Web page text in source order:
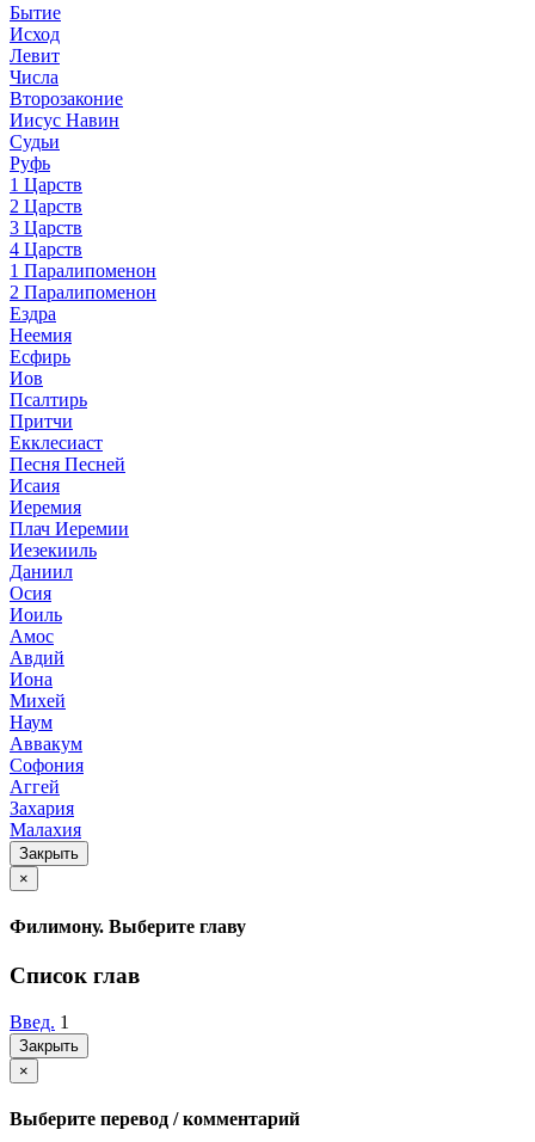
Бытие
Исход
Левит
Числа
Второзаконие
Иисус Навин
Судьи
Руфь
1 Царств
2 Царств
3 Царств
4 Царств
1 Паралипоменон
2 Паралипоменон
Ездра
Неемия
Есфирь
Иов
Псалтирь
Притчи
Екклесиаст
Песня Песней
Исаия
Иеремия
Плач Иеремии
Иезекииль
Даниил
Осия
Иоиль
Амос
Авдий
Иона
Михей
Наум
Аввакум
Софония
Аггей
Захария
Малахия
Закрыть
×
Филимону. Выберите главу
Список глав
Введ. 1
Закрыть
×
Выберите перевод / комментарий